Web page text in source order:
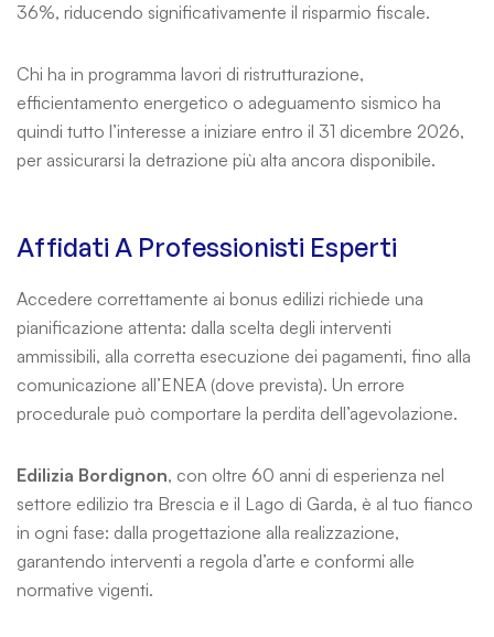
36%, riducendo significativamente il risparmio fiscale.
Chi ha in programma lavori di ristrutturazione,
efficientamento energetico o adeguamento sismico ha
quindi tutto l’interesse a iniziare entro il 31 dicembre 2026,
per assicurarsi la detrazione più alta ancora disponibile.
Affidati A Professionisti Esperti
Accedere correttamente ai bonus edilizi richiede una
pianificazione attenta: dalla scelta degli interventi
ammissibili, alla corretta esecuzione dei pagamenti, fino alla
comunicazione all’ENEA (dove prevista). Un errore
procedurale può comportare la perdita dell’agevolazione.
Edilizia Bordignon, con oltre 60 anni di esperienza nel
settore edilizio tra Brescia e il Lago di Garda, è al tuo fianco
in ogni fase: dalla progettazione alla realizzazione,
garantendo interventi a regola d’arte e conformi alle
normative vigenti.